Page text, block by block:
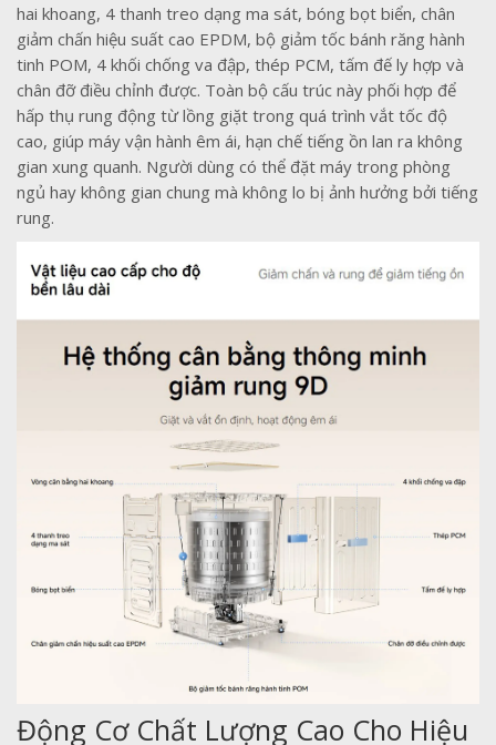
hai khoang, 4 thanh treo dạng ma sát, bóng bọt biển, chân
giảm chấn hiệu suất cao EPDM, bộ giảm tốc bánh răng hành
tinh POM, 4 khối chống va đập, thép PCM, tấm đế ly hợp và
chân đỡ điều chỉnh được. Toàn bộ cấu trúc này phối hợp để
hấp thụ rung động từ lồng giặt trong quá trình vắt tốc độ
cao, giúp máy vận hành êm ái, hạn chế tiếng ồn lan ra không
gian xung quanh. Người dùng có thể đặt máy trong phòng
ngủ hay không gian chung mà không lo bị ảnh hưởng bởi tiếng
rung.
Động Cơ Chất Lượng Cao Cho Hiệu